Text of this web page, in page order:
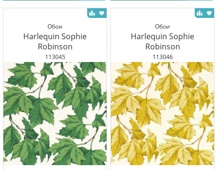
Обои
Harlequin Sophie
Robinson
113045
Обои
Harlequin Sophie
Robinson
113046